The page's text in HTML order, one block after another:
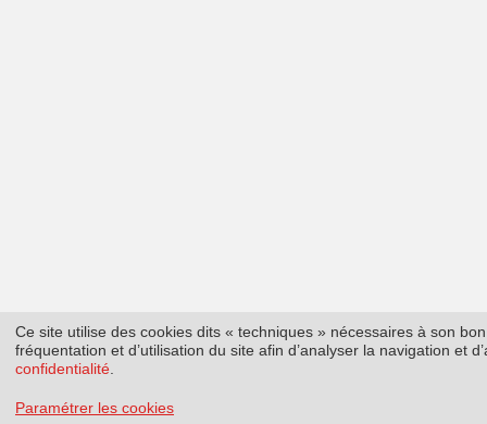
Ce site utilise des cookies dits « techniques » nécessaires à son
fréquentation et d’utilisation du site afin d’analyser la navigation et
confidentialité
Paramétrer les cookies